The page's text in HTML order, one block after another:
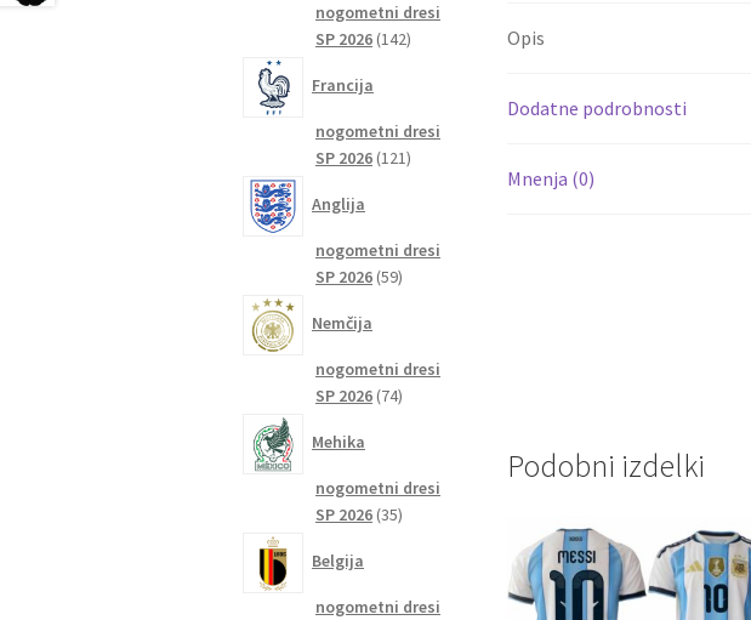
Opis
Dodatne podrobnosti
Mnenja (0)
Podobni izdelki
nogometni dresi
SP 2026 142142
Francija
nogometni dresi
SP 2026 121121
Anglija
nogometni dresi
SP 2026 5959
Nemčija
nogometni dresi
SP 2026 7474
Mehika
nogometni dresi
SP 2026 3535
Belgija
nogometni dresi